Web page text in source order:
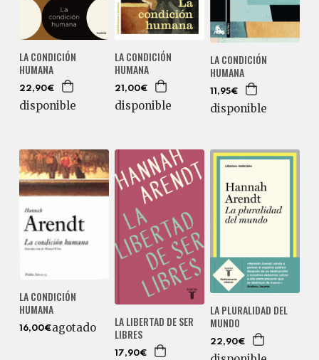
LA CONDICIÓN
HUMANA
22,90€
disponible
LA CONDICIÓN
HUMANA
21,00€
disponible
LA CONDICIÓN
HUMANA
11,95€
disponible
LA CONDICIÓN
HUMANA
16,00€agotado
LA LIBERTAD DE SER
LIBRES
17,90€
LA PLURALIDAD DEL
MUNDO
22,90€